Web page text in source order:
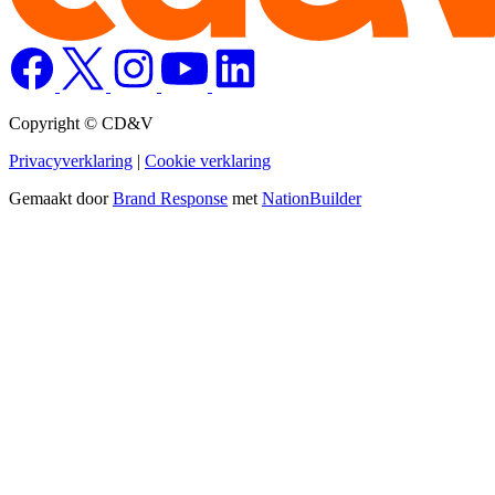
Copyright © CD&V
Privacyverklaring | Cookie verklaring
Gemaakt doorBrand Response metNationBuilder